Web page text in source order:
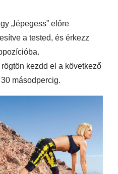
„lépegess” előre
a tested, és érkezz
kezdd el a következő
másodpercig.